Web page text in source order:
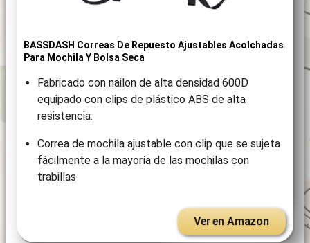
BASSDASH Correas De Repuesto Ajustables Acolchadas
Para Mochila Y Bolsa Seca
Fabricado con nailon de alta densidad 600D
equipado con clips de plástico ABS de alta
resistencia.
Correa de mochila ajustable con clip que se sujeta
fácilmente a la mayoría de las mochilas con
trabillas
Ver en Amazon